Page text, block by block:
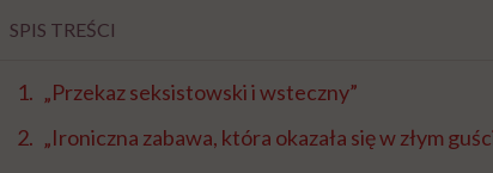
SPIS TREŚCI
„Przekaz seksistowski i wsteczny”
„Ironiczna zabawa, która okazała się w złym